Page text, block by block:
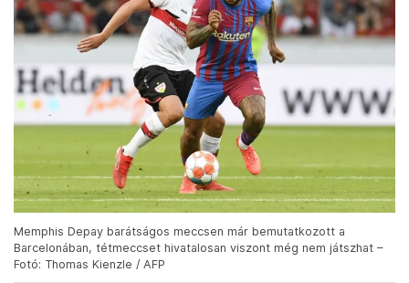
Memphis Depay barátságos meccsen már bemutatkozott a
Barcelonában, tétmeccset hivatalosan viszont még nem játszhat –
Fotó: Thomas Kienzle / AFP